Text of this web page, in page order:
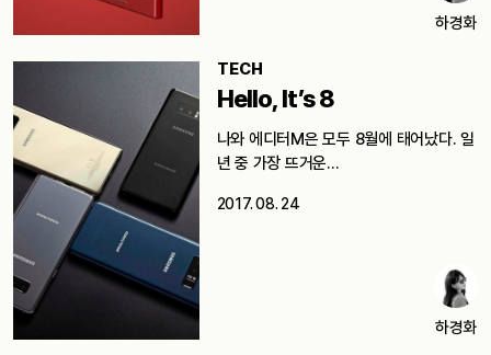
하경화
TECH
Hello, It’s 8
나와 에디터M은 모두 8월에 태어났다. 일
년 중 가장 뜨거운…
2017. 08. 24
하경화